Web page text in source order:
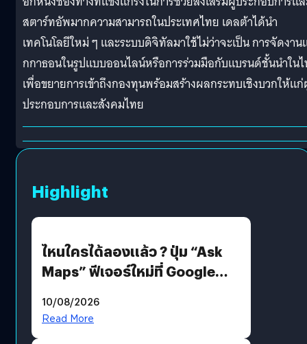
สตาร์ทอัพมากความสามารถในประเทศไทย เดลต้าได้นำ
เทคโนโลยีใหม่ ๆ และระบบดิจิทัลมาใช้ไม่ว่าจะเป็น การจัดงาน
กกาธอนในรูปแบบออนไลน์หรือการร่วมมือกับแบรนด์ชั้นนำใน
เพื่อขยายการเข้าถึงกองทุนพร้อมสร้างผลกระทบเชิงบวกให้แ
ประกอบการและสังคมไทย
Highlight
ไหนใครได้ลองแล้ว ? ปุ่ม “Ask
Maps” ฟีเจอร์ใหม่ที่ Google
คุยกับแผนที่ได้แล้ว
10/08/2026
Read More